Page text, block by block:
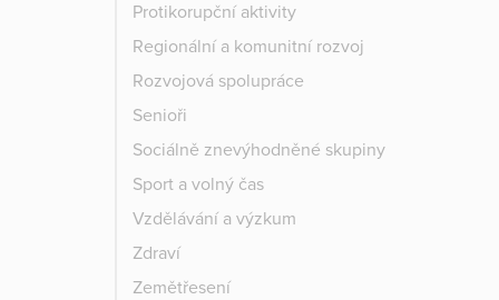
Protikorupční aktivity
Regionální a komunitní rozvoj
Rozvojová spolupráce
Senioři
Sociálně znevýhodněné skupiny
Sport a volný čas
Vzdělávání a výzkum
Zdraví
Zemětřesení